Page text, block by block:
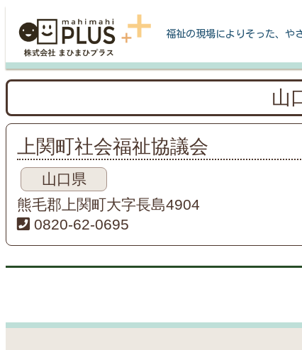
福祉の現場によりそった、や
山
上関町社会福祉協議会
山口県
熊毛郡上関町大字長島4904
0820-62-0695